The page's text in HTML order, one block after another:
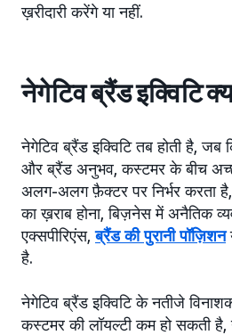
ख़रीदारी करेंगे या नहीं.
नेगेटिव ब्रैंड इक्विटि
नेगेटिव ब्रैंड इक्विटि तब होती है,
और ब्रैंड अनुभव, कस्टमर के बीच
अलग-अलग फ़ैक्टर पर निर्भर करता है,
का ख़राब होना, बिज़नेस में अनैतिक
एक्सपीरिएंस,ब्रैंड की पुरानी पॉज़िशन
है.
नेगेटिव ब्रैंड इक्विटि के नतीजे
कस्टमर की लॉयल्टी कम हो सकती